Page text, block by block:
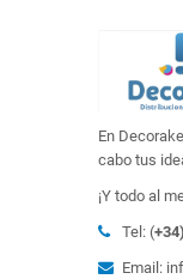
En
cabo tus
¡Y todo al
Tel: (
Email: